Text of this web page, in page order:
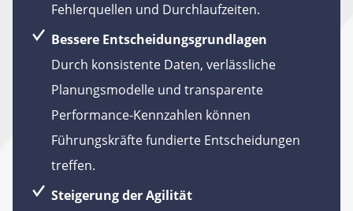
Fehlerquellen und Durchlaufzeiten.
Bessere Entscheidungsgrundlagen
Durch konsistente Daten, verlässliche
Planungsmodelle und transparente
Performance-Kennzahlen können
Führungskräfte fundierte Entscheidungen
treffen.
Steigerung der Agilität